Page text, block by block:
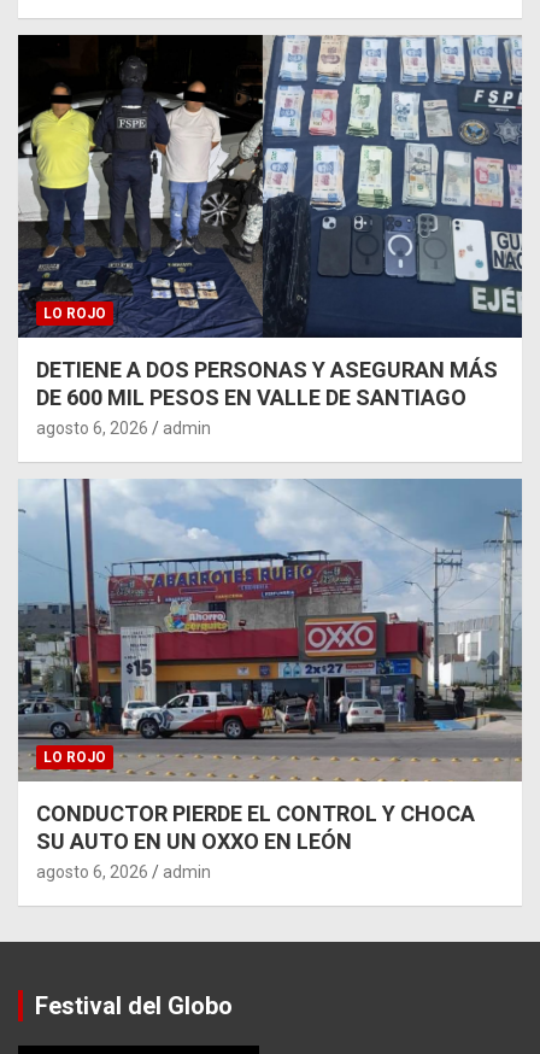
LO ROJO
DETIENE A DOS PERSONAS Y ASEGURAN MÁS
DE 600 MIL PESOS EN VALLE DE SANTIAGO
agosto 6, 2026 admin
LO ROJO
CONDUCTOR PIERDE EL CONTROL Y CHOCA
SU AUTO EN UN OXXO EN LEÓN
agosto 6, 2026 admin
Festival del Globo